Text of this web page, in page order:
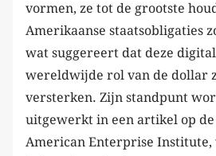
vormen, ze tot de grootste
Amerikaanse staatsobligaties
wat suggereert dat deze
wereldwijde rol van de dollar
versterken. Zijn standpunt
uitgewerkt in een artikel op
American Enterprise